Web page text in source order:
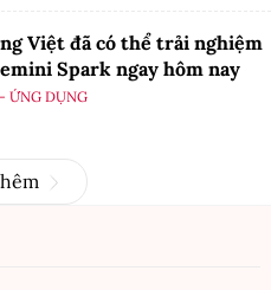
Việt đã có thể trải nghiệm
Spark ngay hôm nay
ỨNG DỤNG